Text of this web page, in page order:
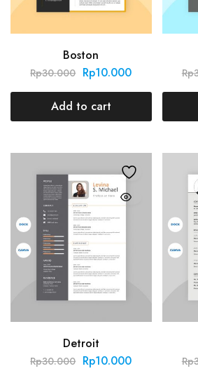
Boston
Rp30.000 Rp10.000
Add to cart
Rp
Detroit
Rp30.000 Rp10.000 Rp